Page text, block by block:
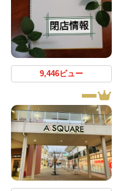
9,446ビュー